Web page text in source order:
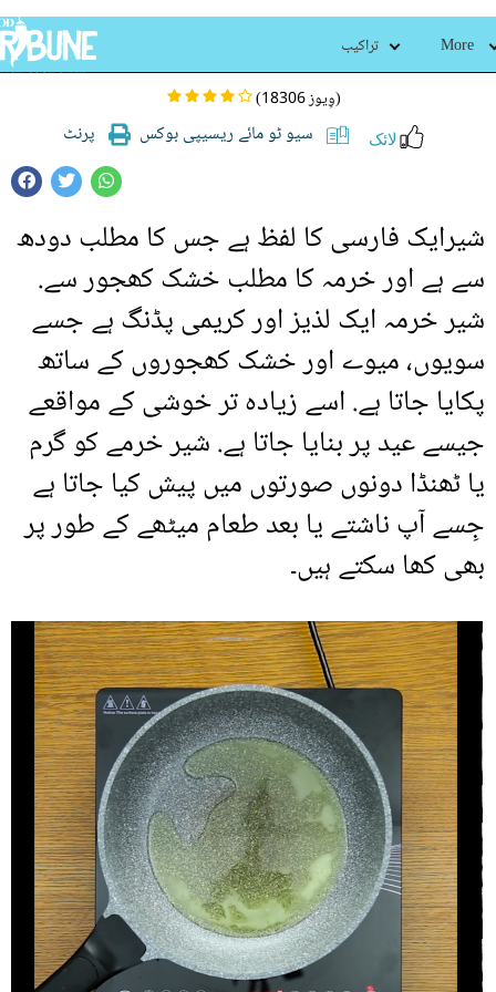
تراکیب More
(18306 وِیوز)
پرنٹ سیو ٹو مائے ریسیپی بوکس لائک
شیرایک فارسی کا لفظ ہے جس کا مطلب دودھ
سے ہے اور خرمہ کا مطلب خشک کھجور سے.
شیر خرمہ ایک لذیز اور کریمی پڈنگ ہے جسے
سویوں، میوے اور خشک کھجوروں کے ساتھ
پکایا جاتا ہے. اسے زیادہ تر خوشی کے مواقعے
جیسے عید پر بنایا جاتا ہے. شیر خرمے کو گرم
یا ٹھنڈا دونوں صورتوں میں پیش کیا جاتا ہے
جِسے آپ ناشتے یا بعد طعام میٹھے کے طور پر
بھی کھا سکتے ہیں۔